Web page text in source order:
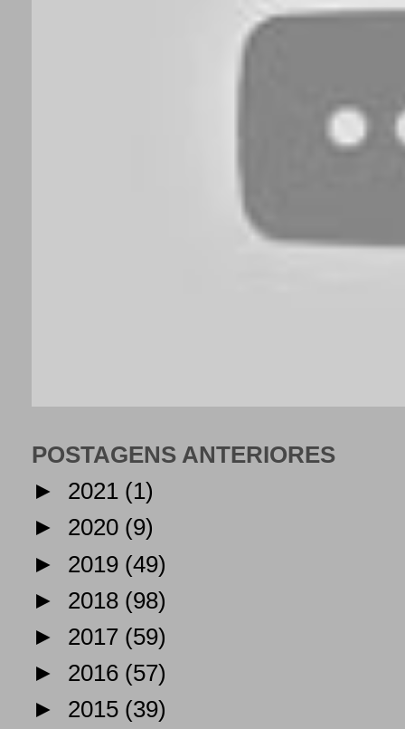
POSTAGENS ANTERIORES
► 2021 (1)
► 2020 (9)
► 2019 (49)
► 2018 (98)
► 2017 (59)
► 2016 (57)
► 2015 (39)